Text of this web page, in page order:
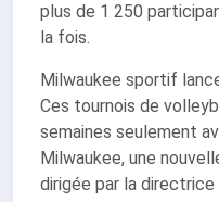
plus de 1 250
la fois.
Milwaukee sportif
Ces tournois de
semaines seulement
Milwaukee, une
dirigée par la